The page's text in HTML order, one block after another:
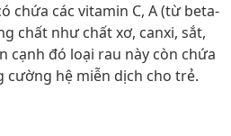
chứa các vitamin C, A (từ beta-
chất như chất xơ, canxi, sắt,
cạnh đó loại rau này còn chứa
hệ miễn dịch cho trẻ.